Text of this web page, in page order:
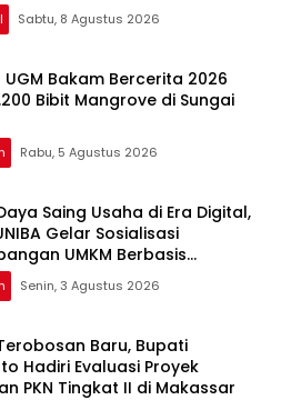
Sabtu, 8 Agustus 2026
UGM Bakam Bercerita 2026
Bibit Mangrove di Sungai
Rabu, 5 Agustus 2026
Saing Usaha di Era Digital,
Gelar Sosialisasi
UMKM Berbasis
Senin, 3 Agustus 2026
Baru, Bupati
Hadiri Evaluasi Proyek
PKN Tingkat II di Makassar